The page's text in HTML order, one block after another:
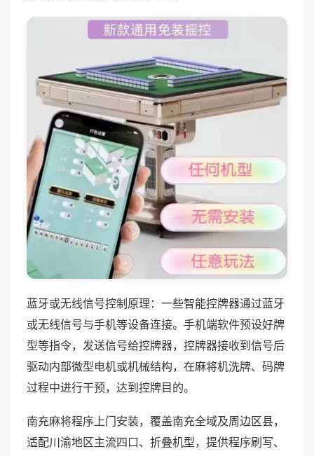
蓝牙或无线信号控制原理：一些智能控牌器通过蓝牙
或无线信号与手机等设备连接。手机端软件预设好牌
型等指令，发送信号给控牌器，控牌器接收到信号后
驱动内部微型电机或机械结构，在麻将机洗牌、码牌
过程中进行干预，达到控牌目的。
南充麻将程序上门安装，覆盖南充全域及周边区县，
适配川渝地区主流四口、折叠机型，提供程序刷写、